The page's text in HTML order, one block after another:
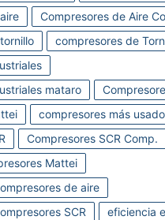
Compresores de Aire
compresores de
mataro
compresores más
Compresores SCR Comp.
Mattei
de aire
SCR
eficiencia